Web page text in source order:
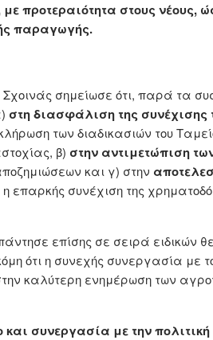
προτεραιότητα στους νέους,
παραγωγής.
σημείωσε ότι, παρά τα
στη διασφάλιση της
των διαδικασιών του
β) στην αντιμετώπιση
και γ) στην
επαρκής συνέχιση της
επίσης σε σειρά ειδικών
ότι η συνεχής συνεργασία με
καλύτερη ενημέρωση των
συνεργασία με την